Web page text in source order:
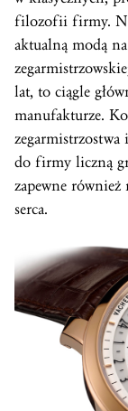
filozofii firmy.
aktualną modą
lat, to ciągle
manufakturze.
do firmy liczną
zapewne również
serca.